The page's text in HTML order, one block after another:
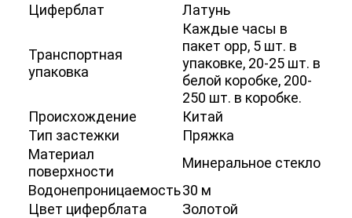
Циферблат
Латунь
Транспортная
упаковка
Каждые часы в
пакет opp, 5 шт. в
упаковке, 20-25 шт. в
белой коробке, 200-
250 шт. в коробке.
Происхождение
Китай
Тип застежки
Пряжка
Материал
поверхности
Минеральное стекло
Водонепроницаемость30 м
Цвет циферблата
Золотой